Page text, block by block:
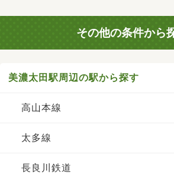
その他の条件から
美濃太田駅周辺の駅から探す
高山本線
太多線
長良川鉄道